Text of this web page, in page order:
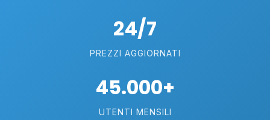
24/7
PREZZI AGGIORNATI
45.000+
UTENTI MENSILI